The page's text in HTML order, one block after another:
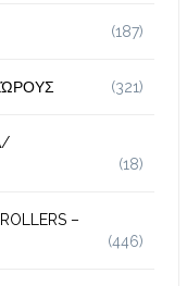
(187)
(321)
(18)
–
(446)